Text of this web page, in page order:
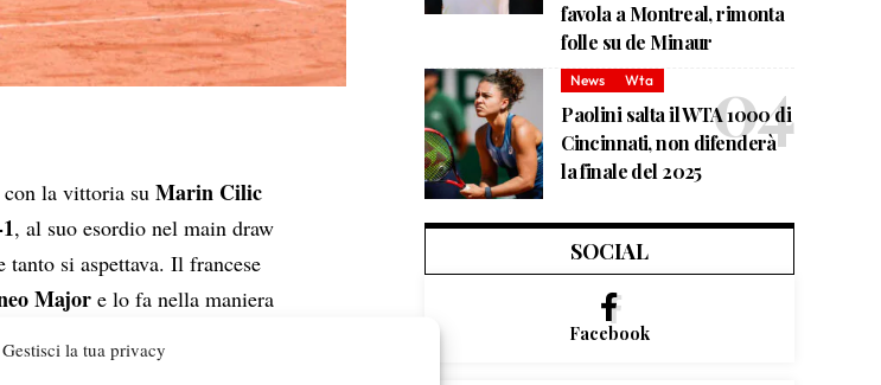
Gestisci la tua privacy
con la vittoria suMarin Cilic
, al suo esordio nel main draw
si aspettava. Il francese
Major e lo fa nella maniera
e giovani talenti ne ha
un paio di torneo in più
favola a Montreal, rimonta
folle su de Minaur
News Wta
Paolini salta il WTA 1000 di
Cincinnati, non difenderà
la finale del 2025
SOCIAL
Facebook